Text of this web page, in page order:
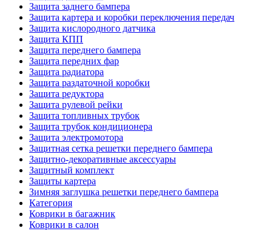
Защита заднего бампера
Защита картера и коробки переключения передач
Защита кислородного датчика
Защита КПП
Защита переднего бампера
Защита передних фар
Защита радиатора
Защита раздаточной коробки
Защита редуктора
Защита рулевой рейки
Защита топливных трубок
Защита трубок кондиционера
Защита электромотора
Защитная сетка решетки переднего бампера
Защитно-декоративные аксессуары
Защитный комплект
Защиты картера
Зимняя заглушка решетки переднего бампера
Категория
Коврики в багажник
Коврики в салон